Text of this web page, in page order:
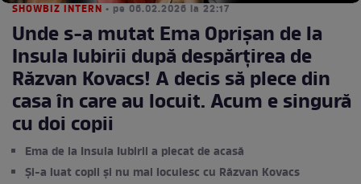
SHOWBIZ INTERN • pe 06.02.2026 la 22:17
Unde s-a mutat Ema Oprișan de la
Insula Iubirii după despărțirea de
Răzvan Kovacs! A decis să plece din
casa în care au locuit. Acum e singură
cu doi copii
Ema de la Insula Iubirii a plecat de acasă
Și-a luat copii și nu mai locuiesc cu Răzvan Kovacs